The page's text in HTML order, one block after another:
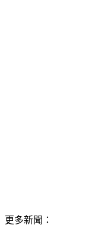
更多新聞：